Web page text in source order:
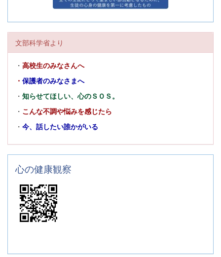
文部科学省より
・ 高校生のみなさんへ
・ 保護者のみなさまへ
・ 知らせてほしい、心のＳＯＳ。
・ こんな不調や悩みを感じたら
・ 今、話したい誰かがいる
心の健康観察